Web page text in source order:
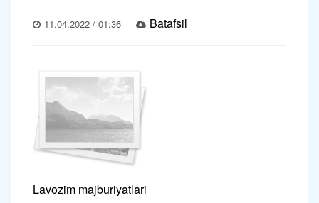
11.04.2022 / 01:36 Batafsil
Lavozim majburiyatlari